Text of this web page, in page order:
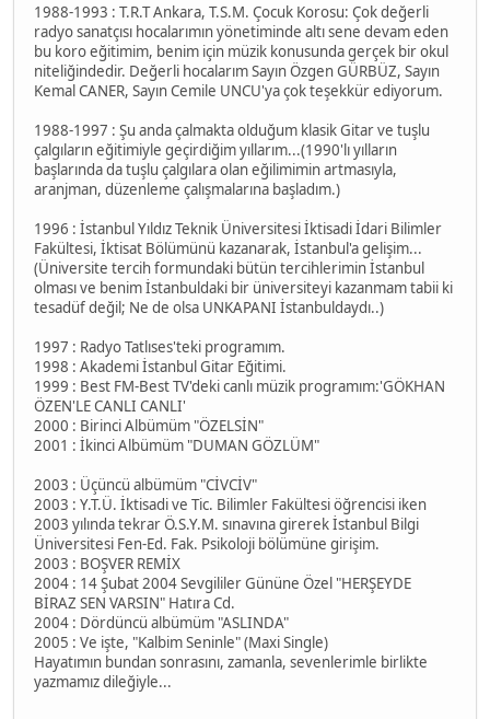
1988-1993 : T.R.T Ankara, T.S.M. Çocuk Korosu: Çok değerli
radyo sanatçısı hocalarımın yönetiminde altı sene devam eden
bu koro eğitimim, benim için müzik konusunda gerçek bir okul
niteliğindedir. Değerli hocalarım Sayın Özgen GÜRBÜZ, Sayın
Kemal CANER, Sayın Cemile UNCU'ya çok teşekkür ediyorum.
1988-1997 : Şu anda çalmakta olduğum klasik Gitar ve tuşlu
çalgıların eğitimiyle geçirdiğim yıllarım...(1990'lı yılların
başlarında da tuşlu çalgılara olan eğilimimin artmasıyla,
aranjman, düzenleme çalışmalarına başladım.)
1996 : İstanbul Yıldız Teknik Üniversitesi İktisadi İdari Bilimler
Fakültesi, İktisat Bölümünü kazanarak, İstanbul'a gelişim...
(Üniversite tercih formundaki bütün tercihlerimin İstanbul
olması ve benim İstanbuldaki bir üniversiteyi kazanmam tabii ki
tesadüf değil; Ne de olsa UNKAPANI İstanbuldaydı..)
1997 : Radyo Tatlıses'teki programım.
1998 : Akademi İstanbul Gitar Eğitimi.
1999 : Best FM-Best TV'deki canlı müzik programım:'GÖKHAN
ÖZEN'LE CANLI CANLI'
2000 : Birinci Albümüm "ÖZELSİN"
2001 : İkinci Albümüm "DUMAN GÖZLÜM"
2003 : Üçüncü albümüm "CİVCİV"
2003 : Y.T.Ü. İktisadi ve Tic. Bilimler Fakültesi öğrencisi iken
2003 yılında tekrar Ö.S.Y.M. sınavına girerek İstanbul Bilgi
Üniversitesi Fen-Ed. Fak. Psikoloji bölümüne girişim.
2003 : BOŞVER REMİX
2004 : 14 Şubat 2004 Sevgililer Gününe Özel "HERŞEYDE
BİRAZ SEN VARSIN" Hatıra Cd.
2004 : Dördüncü albümüm "ASLINDA"
2005 : Ve işte, "Kalbim Seninle" (Maxi Single)
Hayatımın bundan sonrasını, zamanla, sevenlerimle birlikte
yazmamız dileğiyle...